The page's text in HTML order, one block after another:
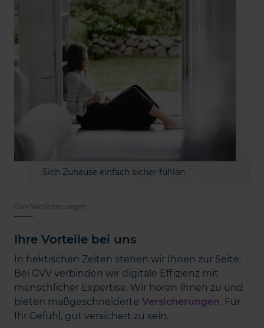
Sich Zuhause einfach sicher fühlen
GVV Versicherungen
Ihre Vorteile bei uns
In hektischen Zeiten stehen wir Ihnen zur Seite.
Bei GVV verbinden wir digitale Effizienz mit
menschlicher Expertise. Wir hören Ihnen zu und
bieten maßgeschneiderte Versicherungen. Für
Ihr Gefühl, gut versichert zu sein.